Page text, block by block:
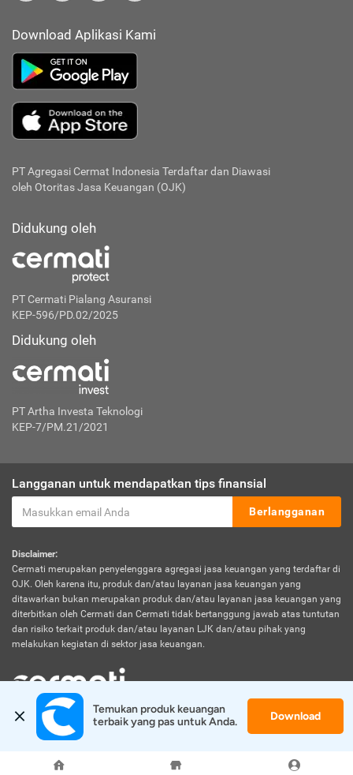
Download Aplikasi Kami
PT Agregasi Cermat Indonesia Terdaftar dan Diawasi
oleh Otoritas Jasa Keuangan (OJK)
Didukung oleh
PT Cermati Pialang Asuransi
KEP-596/PD.02/2025
Didukung oleh
PT Artha Investa Teknologi
KEP-7/PM.21/2021
Langganan untuk mendapatkan tips finansial
Berlangganan
Disclaimer:
Cermati merupakan penyelenggara agregasi jasa keuangan yang terdaftar di
OJK. Oleh karena itu, produk dan/atau layanan jasa keuangan yang
ditawarkan bukan merupakan produk dan/atau layanan jasa keuangan yang
diterbitkan oleh Cermati dan Cermati tidak bertanggung jawab atas tuntutan
dan risiko terkait produk dan/atau layanan LJK dan/atau pihak yang
melakukan kegiatan di sektor jasa keuangan.
© 2026 Cermati. All Rights Reserved.
Temukan produk keuangan
terbaik yang pas untuk Anda.
Download